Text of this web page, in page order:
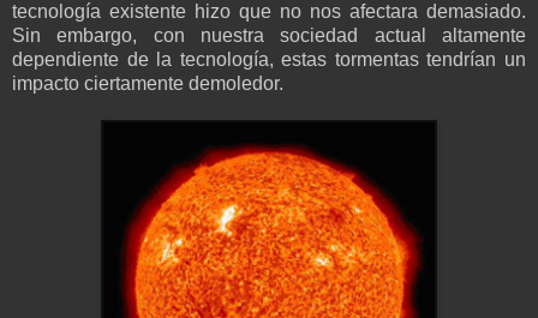
tecnología existente hizo que no nos afectara demasiado.
Sin embargo, con nuestra sociedad actual altamente
dependiente de la tecnología, estas tormentas tendrían un
impacto ciertamente demoledor.